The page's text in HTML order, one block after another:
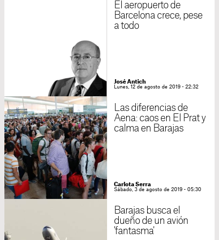
El aeropuerto de
Barcelona crece, pese
a todo
José Antich
Lunes, 12 de agosto de 2019 - 22:32
Las diferencias de
Aena: caos en El Prat y
calma en Barajas
Carlota Serra
Sábado, 3 de agosto de 2019 - 05:30
Barajas busca el
dueño de un avión
'fantasma'